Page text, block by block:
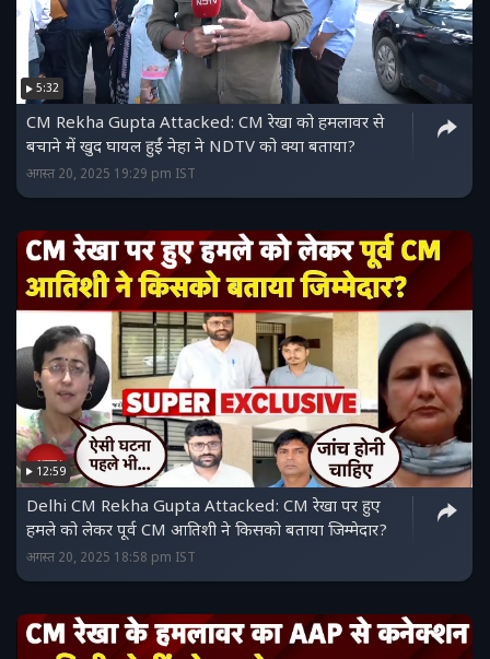
5:32
CM Rekha Gupta Attacked: CM रेखा को हमलावर से
बचाने में खुद घायल हुईं नेहा ने NDTV को क्या बताया?
अगस्त 20, 2025 19:29 pm IST
12:59
Delhi CM Rekha Gupta Attacked: CM रेखा पर हुए
हमले को लेकर पूर्व CM आतिशी ने किसको बताया जिम्मेदार?
अगस्त 20, 2025 18:58 pm IST